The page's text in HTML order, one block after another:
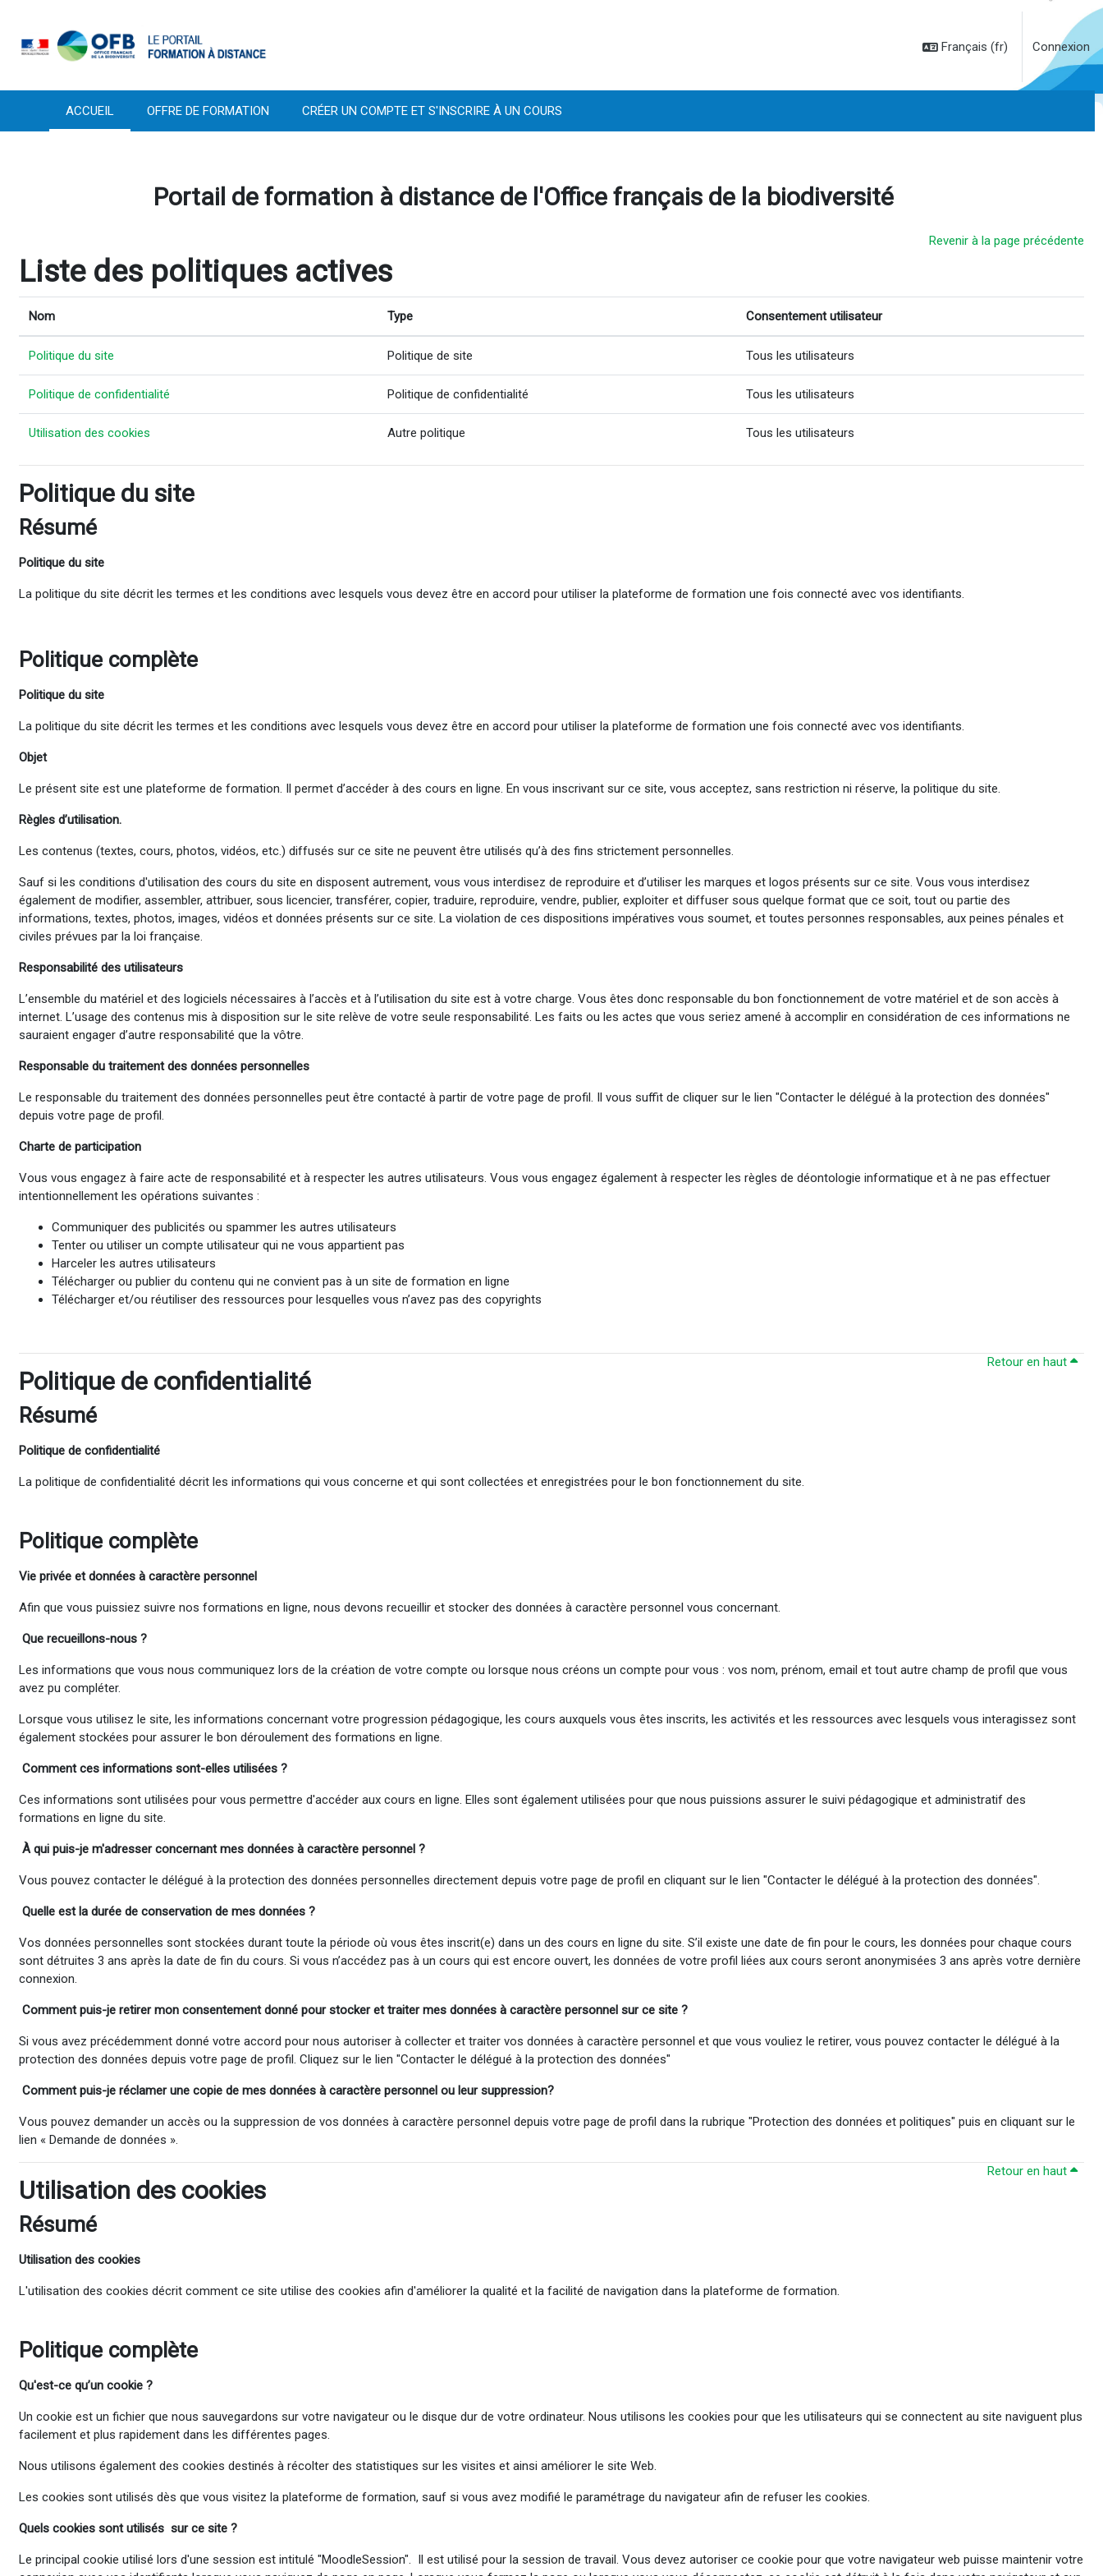
ACCUEIL OFFRE DE FORMATION CRÉER UN COMPTE ET S'INSCRIRE À UN COURS
Français ‎(fr)‎ Connexion
Portail de formation à distance de l'Office français de la biodiversité
Revenir à la page précédente
Liste des politiques actives
Nom Type Consentement utilisateur
Politique du site Politique de site Tous les utilisateurs
Politique de confidentialité Politique de confidentialité Tous les utilisateurs
Utilisation des cookies Autre politique Tous les utilisateurs
Politique du site
Résumé
Politique du site
La politique du site décrit les termes et les conditions avec lesquels vous devez être en accord pour utiliser la plateforme de formation une fois connecté avec vos identifiants.
Politique complète
Politique du site
La politique du site décrit les termes et les conditions avec lesquels vous devez être en accord pour utiliser la plateforme de formation une fois connecté avec vos identifiants.
Objet
Le présent site est une plateforme de formation. Il permet d’accéder à des cours en ligne. En vous inscrivant sur ce site, vous acceptez, sans restriction ni réserve, la politique du site.
Règles d’utilisation.
Les contenus (textes, cours, photos, vidéos, etc.) diffusés sur ce site ne peuvent être utilisés qu’à des fins strictement personnelles.
Sauf si les conditions d'utilisation des cours du site en disposent autrement, vous vous interdisez de reproduire et d’utiliser les marques et logos présents sur ce site. Vous vous interdisez
également de modifier, assembler, attribuer, sous licencier, transférer, copier, traduire, reproduire, vendre, publier, exploiter et diffuser sous quelque format que ce soit, tout ou partie des
informations, textes, photos, images, vidéos et données présents sur ce site. La violation de ces dispositions impératives vous soumet, et toutes personnes responsables, aux peines pénales et
civiles prévues par la loi française.
Responsabilité des utilisateurs
L’ensemble du matériel et des logiciels nécessaires à l’accès et à l’utilisation du site est à votre charge. Vous êtes donc responsable du bon fonctionnement de votre matériel et de son accès à
internet. L’usage des contenus mis à disposition sur le site relève de votre seule responsabilité. Les faits ou les actes que vous seriez amené à accomplir en considération de ces informations ne
sauraient engager d’autre responsabilité que la vôtre.
Responsable du traitement des données personnelles
Le responsable du traitement des données personnelles peut être contacté à partir de votre page de profil. Il vous suffit de cliquer sur le lien "Contacter le délégué à la protection des données"
depuis votre page de profil.
Charte de participation
Vous vous engagez à faire acte de responsabilité et à respecter les autres utilisateurs. Vous vous engagez également à respecter les règles de déontologie informatique et à ne pas effectuer
intentionnellement les opérations suivantes :
Communiquer des publicités ou spammer les autres utilisateurs
Tenter ou utiliser un compte utilisateur qui ne vous appartient pas
Harceler les autres utilisateurs
Télécharger ou publier du contenu qui ne convient pas à un site de formation en ligne
Télécharger et/ou réutiliser des ressources pour lesquelles vous n’avez pas des copyrights
Retour en haut
Politique de confidentialité
Résumé
Politique de confidentialité
La politique de confidentialité décrit les informations qui vous concerne et qui sont collectées et enregistrées pour le bon fonctionnement du site.
Politique complète
Vie privée et données à caractère personnel
Afin que vous puissiez suivre nos formations en ligne, nous devons recueillir et stocker des données à caractère personnel vous concernant.
Que recueillons-nous ?
Les informations que vous nous communiquez lors de la création de votre compte ou lorsque nous créons un compte pour vous : vos nom, prénom, email et tout autre champ de profil que vous
avez pu compléter.
Lorsque vous utilisez le site, les informations concernant votre progression pédagogique, les cours auxquels vous êtes inscrits, les activités et les ressources avec lesquels vous interagissez sont
également stockées pour assurer le bon déroulement des formations en ligne.
Comment ces informations sont-elles utilisées ?
Ces informations sont utilisées pour vous permettre d'accéder aux cours en ligne. Elles sont également utilisées pour que nous puissions assurer le suivi pédagogique et administratif des
formations en ligne du site.
À qui puis-je m'adresser concernant mes données à caractère personnel ?
Vous pouvez contacter le délégué à la protection des données personnelles directement depuis votre page de profil en cliquant sur le lien "Contacter le délégué à la protection des données".
Quelle est la durée de conservation de mes données ?
Vos données personnelles sont stockées durant toute la période où vous êtes inscrit(e) dans un des cours en ligne du site. S’il existe une date de fin pour le cours, les données pour chaque cours
sont détruites 3 ans après la date de fin du cours. Si vous n’accédez pas à un cours qui est encore ouvert, les données de votre profil liées aux cours seront anonymisées 3 ans après votre dernière
connexion.
Comment puis-je retirer mon consentement donné pour stocker et traiter mes données à caractère personnel sur ce site ?
Si vous avez précédemment donné votre accord pour nous autoriser à collecter et traiter vos données à caractère personnel et que vous vouliez le retirer, vous pouvez contacter le délégué à la
protection des données depuis votre page de profil. Cliquez sur le lien "Contacter le délégué à la protection des données"
Comment puis-je réclamerune copie de mes données à caractère personnel ou leursuppression?
Vous pouvez demander un accès ou la suppression de vos données à caractère personnel depuis votre page de profil dans la rubrique "Protection des données et politiques" puis en cliquant sur le
lien « Demande de données ».
Retour en haut
Utilisation des cookies
Résumé
Utilisation des cookies
L'utilisation des cookies décrit comment ce site utilise des cookies afin d'améliorer la qualité et la facilité de navigation dans la plateforme de formation.
Politique complète
Qu'est-ce qu’un cookie ?
Un cookie est un fichier que nous sauvegardons sur votre navigateur ou le disque dur de votre ordinateur. Nous utilisons les cookies pour que les utilisateurs qui se connectent au site naviguent plus
facilement et plus rapidement dans les différentes pages.
Nous utilisons également des cookies destinés à récolter des statistiques sur les visites et ainsi améliorer le site Web.
Les cookies sont utilisés dès que vous visitez la plateforme de formation, sauf si vous avez modifié le paramétrage du navigateur afin de refuser les cookies.
Quels cookies sont utilisés sur ce site ?
Le principal cookie utilisé lors d'une session est intitulé "MoodleSession". Il est utilisé pour la session de travail. Vous devez autoriser ce cookie pour que votre navigateur web puisse maintenir votre